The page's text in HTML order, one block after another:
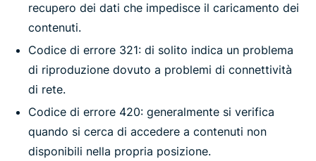
recupero dei dati che impedisce il caricamento dei
contenuti.
Codice di errore 321: di solito indica un problema
di riproduzione dovuto a problemi di connettività
di rete.
Codice di errore 420: generalmente si verifica
quando si cerca di accedere a contenuti non
disponibili nella propria posizione.